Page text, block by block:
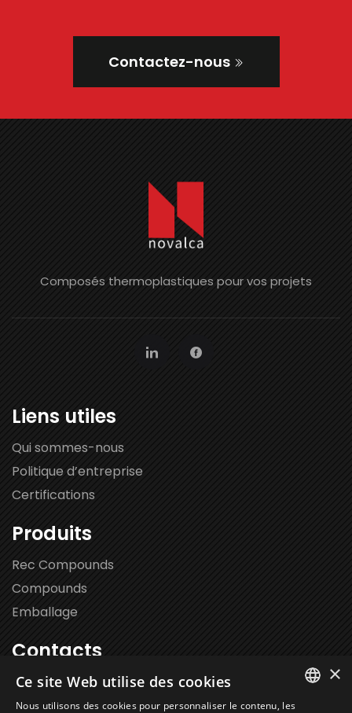
Contactez-nous
Composés thermoplastiques pour vos projets
Liens utiles
Qui sommes-nous
Politique d’entreprise
Certifications
Produits
Rec Compounds
Compounds
Emballage
Contacts
Via Leonardo da Vinci 102,
20062 Cassano d’Adda (MI)
×
Ce site Web utilise des cookies
Nous utilisons des cookies pour personnaliser le contenu, les